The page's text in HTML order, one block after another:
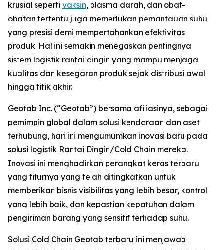
krusial seperti vaksin, plasma darah, dan obat-
obatan tertentu juga memerlukan pemantauan suhu
yang presisi demi mempertahankan efektivitas
produk. Hal ini semakin menegaskan pentingnya
sistem logistik rantai dingin yang mampu menjaga
kualitas dan kesegaran produk sejak distribusi awal
hingga titik akhir.
Geotab Inc. (“Geotab”) bersama afiliasinya, sebagai
pemimpin global dalam solusi kendaraan dan aset
terhubung, hari ini mengumumkan inovasi baru pada
solusi logistik Rantai Dingin/Cold Chain mereka.
Inovasi ini menghadirkan perangkat keras terbaru
yang fiturnya yang telah ditingkatkan untuk
memberikan bisnis visibilitas yang lebih besar, kontrol
yang lebih baik, dan kepastian kepatuhan dalam
pengiriman barang yang sensitif terhadap suhu.
Solusi Cold Chain Geotab terbaru ini menjawab